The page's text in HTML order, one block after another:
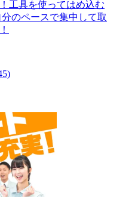
工具を使ってはめ込む
のペースで集中して取